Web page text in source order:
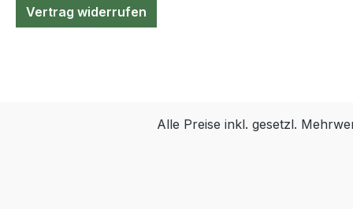
Vertrag widerrufen
Alle Preise inkl. gesetzl.